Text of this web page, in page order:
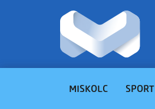
MISKOLC SPORT